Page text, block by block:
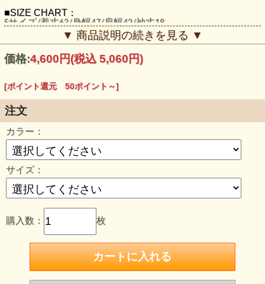
■SIZE CHART：
Sサイズ/着丈63/身幅47/肩幅42/袖丈18
Mサイズ/着丈68/身幅52/肩幅46/袖丈22
Lサイズ/着丈72/身幅55/肩幅50/袖丈22
XLサイズ/着丈75/身幅60/肩幅55/袖丈23
2XLサイズ/着丈80/身幅65/肩幅59/袖丈25
▼ 商品説明の続きを見る ▼
価格:4,600円(税込 5,060円)
[ポイント還元 50ポイント～]
注文
カラー：
サイズ：
購入数： 枚